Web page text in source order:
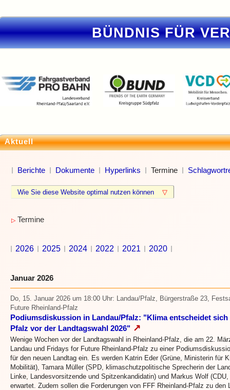
BÜNDNIS FÜR
Aktuell
Berichte Dokumente Hyperlinks Termine
Wie Sie diese Website optimal nutzen können ▽
▷ Termine
2026 2025 2024 2022 2021 2020
Januar 2026
Do, 15. Januar 2026 um 18:00 Uhr: Landau/Pfalz, Bürgerstraße 23,
Future Rheinland-Pfalz
Podiumsdiskussion in Landau/Pfalz: "Klima entscheidet
Pfalz vor der Landtagswahl 2026" ↗
Wenige Wochen vor der Landtagswahl in Rheinland-Pfalz, die am 22.
Landau und Fridays for Future Rheinland-Pfalz zu einer
für den neuen Landtag ein. Es werden Katrin Eder (Grüne, Ministerin für
Mobilität), Tamara Müller (SPD, klimaschutzpolitische Sprecherin der
Linke, Landesvorsitzende und Spitzenkandidatin) und Markus Wolf
erwartet. Zudem sollen die Forderungen von FFF Rheinland-Pfalz zu den